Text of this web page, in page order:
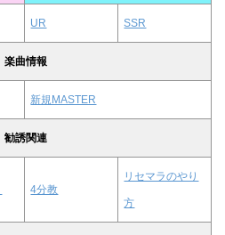
UR SSR
楽曲情報
新規MASTER
勧誘関連
4分教
リセマラのやり
方